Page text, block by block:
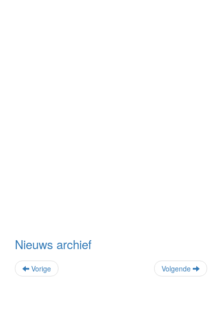
Nieuws archief
Vorige Volgende